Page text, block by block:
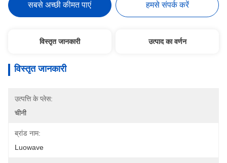
सबसे अच्छी कीमत पाएं हमसे संपर्क करें
विस्तृत जानकारी उत्पाद का वर्णन
विस्तृत जानकारी
उत्पत्ति के प्लेस:
चीनी
ब्रांड नाम:
Luowave